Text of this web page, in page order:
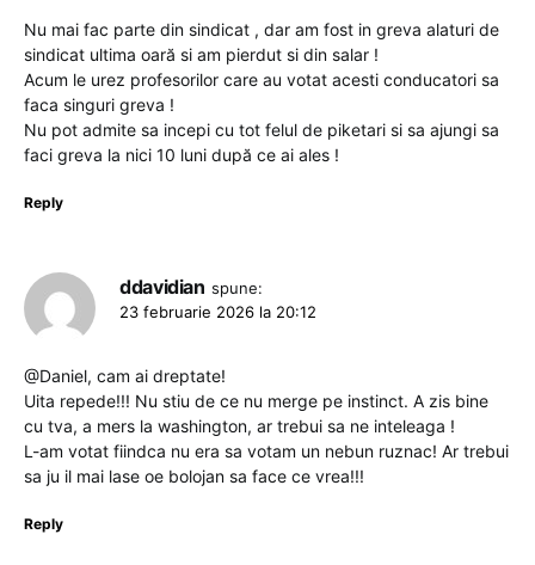
Nu mai fac parte din sindicat , dar am fost in greva alaturi de
sindicat ultima oară si am pierdut si din salar !
Acum le urez profesorilor care au votat acesti conducatori sa
faca singuri greva !
Nu pot admite sa incepi cu tot felul de piketari si sa ajungi sa
faci greva la nici 10 luni după ce ai ales !
Reply
ddavidian spune:
23 februarie 2026 la 20:12
@Daniel, cam ai dreptate!
Uita repede!!! Nu stiu de ce nu merge pe instinct. A zis bine
cu tva, a mers la washington, ar trebui sa ne inteleaga !
L-am votat fiindca nu era sa votam un nebun ruznac! Ar trebui
sa ju il mai lase oe bolojan sa face ce vrea!!!
Reply